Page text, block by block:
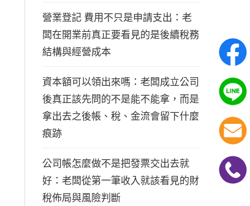
營業登記 費用不只是申請支出：老
闆在開業前真正要看見的是後續稅務
結構與經營成本
資本額可以領出來嗎：老闆成立公司
後真正該先問的不是能不能拿，而是
拿出去之後帳、稅、金流會留下什麼
痕跡
公司帳怎麼做不是把發票交出去就
好：老闆從第一筆收入就該看見的財
稅佈局與風險判斷